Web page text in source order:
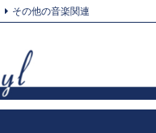
その他の音楽関連